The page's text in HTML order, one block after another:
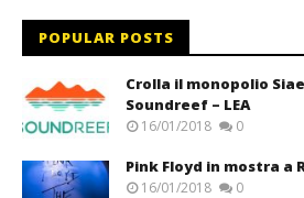
POPULAR POSTS
Crolla il monopolio
Soundreef – LEA
16/01/2018 0
Pink Floyd in mostra a
16/01/2018 0